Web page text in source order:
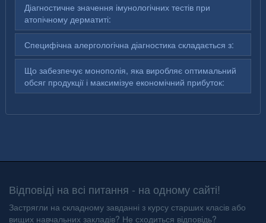
Діагностичне значення імунологічних тестів при
атопічному дерматиті:
Специфічна алергологічна діагностика складається з:
Що забезпечує монополія, яка виробляє оптимальний
обсяг продукції і максимізуе економічний прибуток:
Відповіді на всі питання - на одному сайті!
Застрягли на складному завданні з курсу старших класів або
вищих навчальних закладів? Не сходиться відповідь?